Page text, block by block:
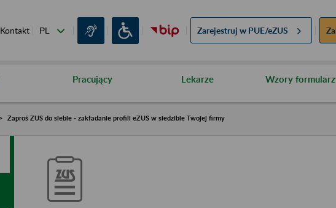
Kontakt Zarejestruj w PUE/eZUS
Pracujący Lekarze Wzory
Zaproś ZUS do siebie - zakładanie profili eZUS w siedzibie Twojej firmy